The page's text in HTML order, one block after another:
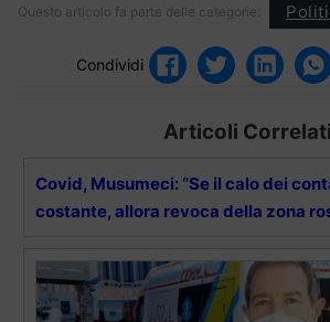
Questo articolo fa parte delle categorie:
Condividi
Articoli Correlati
Covid, Musumeci: “Se il calo dei
costante, allora revoca della zona